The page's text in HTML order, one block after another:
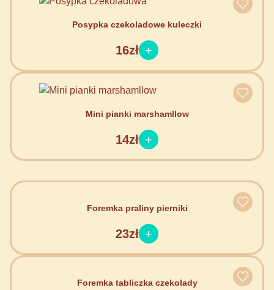
Posypka czekoladowe kuleczki
16zł
Mini pianki marshamllow
14zł
Foremka praliny pierniki
23zł
Foremka tabliczka czekolady